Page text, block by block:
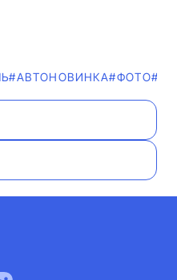
#АВТОНОВИНКА#ФОТО